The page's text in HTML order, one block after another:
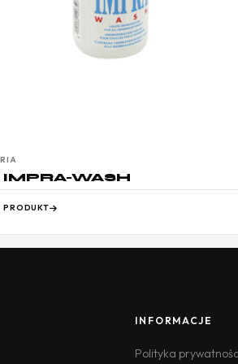
IMPRA-WASH
INFORMACJE
Polityka